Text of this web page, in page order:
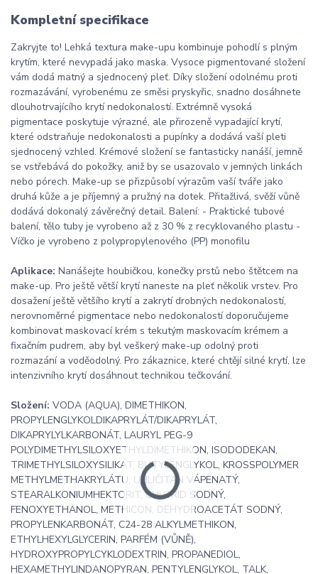
Kompletní specifikace
Zakryjte to! Lehká textura make-upu kombinuje pohodlí s plným
krytím, které nevypadá jako maska. Vysoce pigmentované složení
vám dodá matný a sjednocený pleť. Díky složení odolnému proti
rozmazávání, vyrobenému ze směsi pryskyřic, snadno dosáhnete
dlouhotrvajícího krytí nedokonalostí. Extrémně vysoká
pigmentace poskytuje výrazné, ale přirozeně vypadající krytí,
které odstraňuje nedokonalosti a pupínky a dodává vaší pleti
sjednocený vzhled. Krémové složení se fantasticky nanáší, jemně
se vstřebává do pokožky, aniž by se usazovalo v jemných linkách
nebo pórech. Make-up se přizpůsobí výrazům vaší tváře jako
druhá kůže a je příjemný a pružný na dotek. Přitažlivá, svěží vůně
dodává dokonalý závěrečný detail. Balení: - Praktické tubové
balení, tělo tuby je vyrobeno až z 30 % z recyklovaného plastu -
Víčko je vyrobeno z polypropylenového (PP) monofilu
Aplikace: Nanášejte houbičkou, konečky prstů nebo štětcem na
make-up. Pro ještě větší krytí naneste na pleť několik vrstev. Pro
dosažení ještě většího krytí a zakrytí drobných nedokonalostí,
nerovnoměrné pigmentace nebo nedokonalostí doporučujeme
kombinovat maskovací krém s tekutým maskovacím krémem a
fixačním pudrem, aby byl veškerý make-up odolný proti
rozmazání a voděodolný. Pro zákaznice, které chtějí silné krytí, lze
intenzivního krytí dosáhnout technikou tečkování.
Složení: VODA (AQUA), DIMETHIKON,
PROPYLENGLYKOLDIKAPRYLÁT/DIKAPRYLÁT,
DIKAPRYLYLKARBONÁT, LAURYL PEG-9
POLYDIMETHYLSILOXYETHYLDIMETHIKON, ISODODEKAN,
TRIMETHYLSILOXYSILIKÁT, BUTYLENGLYKOL, KROSSPOLYMER
METHYLMETHAKRYLÁTU, UHLIČITAN VÁPENATÝ,
STEARALKONIUMHEKTORIT, CHLORID SODNÝ,
FENOXYETHANOL, METHICON, DEHYDROACETÁT SODNÝ,
PROPYLENKARBONÁT, C24-28 ALKYLMETHIKON,
ETHYLHEXYLGLYCERIN, PARFÉM (VŮNĚ),
HYDROXYPROPYLCYKLODEXTRIN, PROPANEDIOL,
HEXAMETHYLINDANOPYRAN, PENTYLENGLYKOL, TALK,